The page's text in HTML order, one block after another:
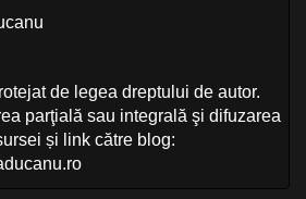
de legea dreptului de autor.
parţială sau integrală şi difuzarea
și link către blog: